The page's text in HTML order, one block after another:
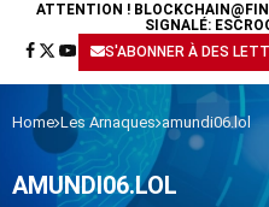
ATTENTION !
SIGNALÉ:
S'ABONNER À DES
Home Les Arnaques amundi06.lol
AMUNDI06.LOL